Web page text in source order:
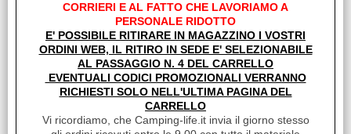
TENDALINO F45L ZIP 450 ROYAL BLUE INCLUSA
PRIVACY MEDIUM 06531A01Q 08365-01- E
08364H01-
CORRIERI E AL FATTO CHE LAVORIAMO A
PERSONALE RIDOTTO
E' POSSIBILE RITIRARE IN MAGAZZINO I VOSTRI
ORDINI WEB, IL RITIRO IN SEDE E' SELEZIONABILE
AL PASSAGGIO N. 4 DEL CARRELLO
EVENTUALI CODICI PROMOZIONALI VERRANNO
RICHIESTI SOLO NELL'ULTIMA PAGINA DEL
CARRELLO
Vi ricordiamo, che Camping-life.it invia il giorno stesso